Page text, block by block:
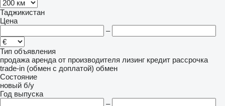
Таджикистан
Цена
–
Тип объявления
продажа аренда от производителя лизинг кредит рассрочка
trade-in (обмен с доплатой) обмен
Состояние
новый б/у
Год выпуска
–